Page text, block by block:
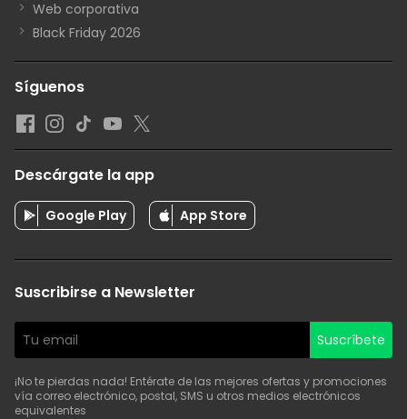
Web corporativa
Black Friday 2026
Síguenos
Descárgate la app
Google Play App Store
Suscribirse a Newsletter
Suscríbete
¡No te pierdas nada! Entérate de las mejores ofertas y promociones
vía correo electrónico, postal, SMS u otros medios electrónicos
equivalentes